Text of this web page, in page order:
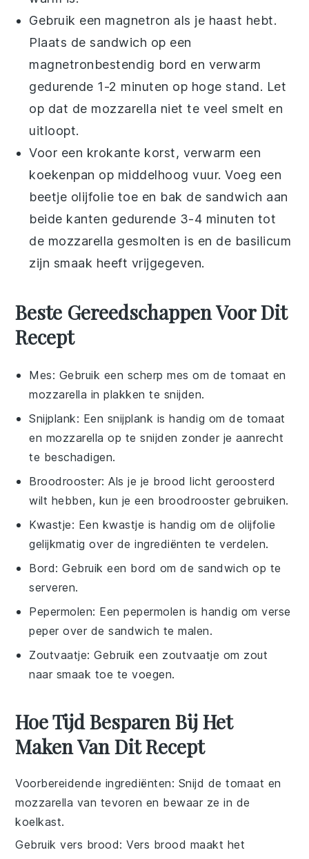
Gebruik een magnetron als je haast hebt.
Plaats desandwich op een
magnetronbestendig bord en verwarm
gedurende 1-2 minuten op hoge stand. Let
op dat de mozzarella niet te veel smelt en
uitloopt.
Voor een krokante korst, verwarm een
koekenpan op middelhoog vuur. Voeg een
beetje olijfolie toe en bak de sandwich aan
beide kanten gedurende 3-4 minuten tot
de mozzarella gesmolten is en de basilicum
zijn smaak heeft vrijgegeven.
Beste Gereedschappen Voor Dit
Recept
Mes: Gebruik een scherp mes om de tomaat en
mozzarella in plakken te snijden.
Snijplank: Een snijplank is handig om de tomaat
en mozzarella op te snijden zonder je aanrecht
te beschadigen.
Broodrooster: Als je je brood licht geroosterd
wilt hebben, kun je een broodrooster gebruiken.
Kwastje: Een kwastje is handig om de olijfolie
gelijkmatig over de ingrediënten te verdelen.
Bord: Gebruik een bord om de sandwich op te
serveren.
Pepermolen: Een pepermolen is handig om verse
peper over de sandwich te malen.
Zoutvaatje: Gebruik een zoutvaatje om zout
naar smaak toe te voegen.
Hoe Tijd Besparen Bij Het
Maken Van Dit Recept
Voorbereidende ingrediënten: Snijd detomaat en
mozzarella van tevoren en bewaar ze in de
koelkast.
Gebruik vers brood: Vers brood maakt het